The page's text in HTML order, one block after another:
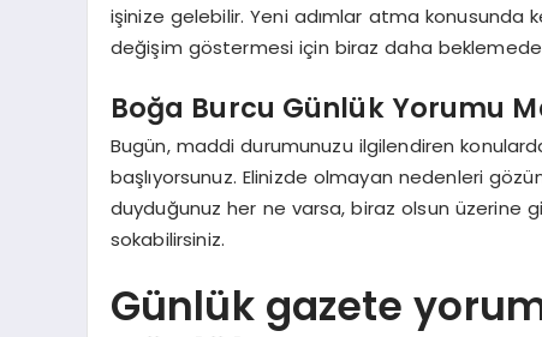
işinize gelebilir. Yeni adımlar atma konusunda
değişim göstermesi için biraz daha beklemede
Boğa Burcu Günlük Yorumu
Bugün, maddi durumunuzu ilgilendiren
başlıyorsunuz. Elinizde olmayan nedenleri
duyduğunuz her ne varsa, biraz olsun üzerine
sokabilirsiniz.
Günlük gazete